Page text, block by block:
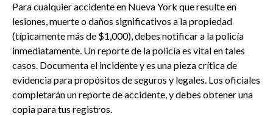
Para cualquier accidente en Nueva York que resulte en
lesiones, muerte o daños significativos a la propiedad
(típicamente más de $1,000), debes notificar a la policía
inmediatamente. Un reporte de la policía es vital en tales
casos. Documenta el incidente y es una pieza crítica de
evidencia para propósitos de seguros y legales. Los oficiales
completarán un reporte de accidente, y debes obtener una
copia para tus registros.